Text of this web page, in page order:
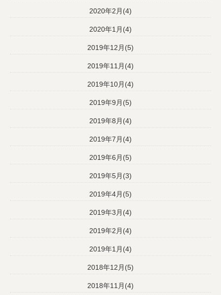
2020年2月(4)
2020年1月(4)
2019年12月(5)
2019年11月(4)
2019年10月(4)
2019年9月(5)
2019年8月(4)
2019年7月(4)
2019年6月(5)
2019年5月(3)
2019年4月(5)
2019年3月(4)
2019年2月(4)
2019年1月(4)
2018年12月(5)
2018年11月(4)